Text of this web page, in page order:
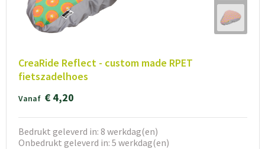
CreaRide Reflect - custom made RPET
fietszadelhoes
Vanaf € 4,20
Bedrukt geleverd in: 8 werkdag(en)
Onbedrukt geleverd in: 5 werkdag(en)